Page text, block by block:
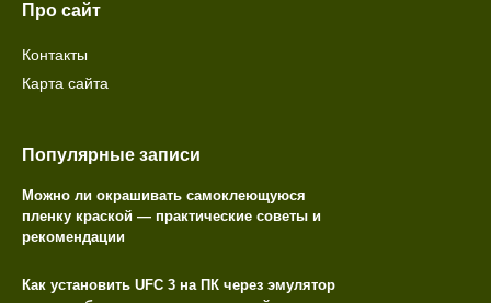
Про сайт
Контакты
Карта сайта
Популярные записи
Можно ли окрашивать самоклеющуюся
пленку краской — практические советы и
рекомендации
Как установить UFC 3 на ПК через эмулятор